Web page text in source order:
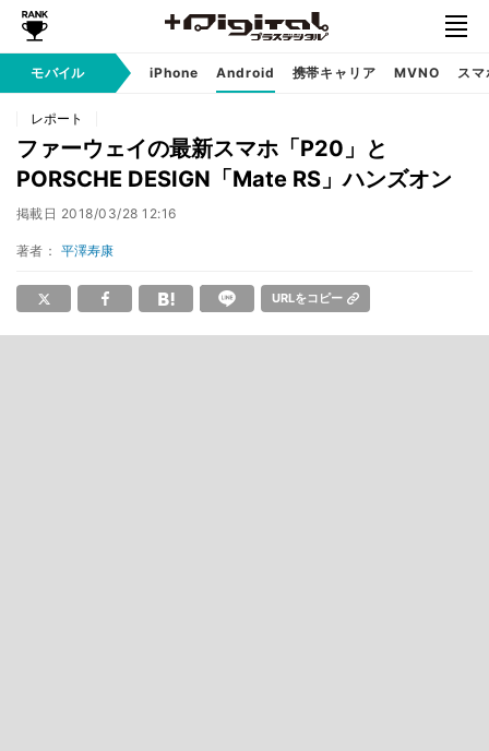
モバイル iPhone Android 携帯キャリア MVNO ス
レポート
ファーウェイの最新スマホ「P20」と
PORSCHE DESIGN「Mate RS」ハンズオン
掲載日 2018/03/28 12:16
著者： 平澤寿康
URLをコピー